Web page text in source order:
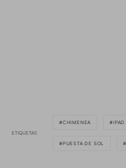
ETIQUETAS
CHIMENEA IPAD
PUESTA DE SOL